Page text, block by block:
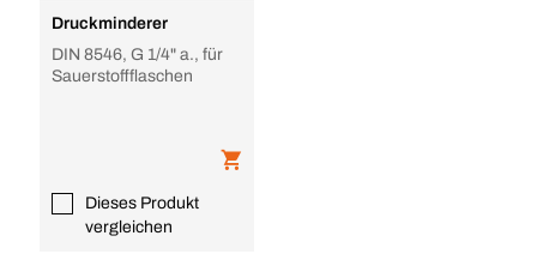
Druckminderer
DIN 8546, G 1/4" a., für
Sauerstoffflaschen
Dieses Produkt
vergleichen